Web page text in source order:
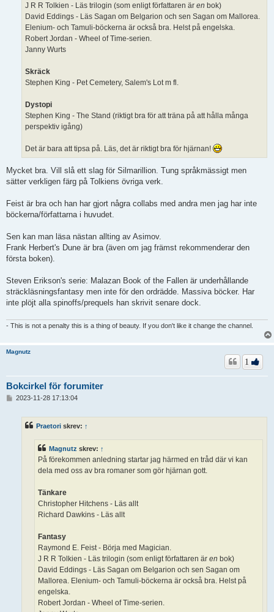
J R R Tolkien - Läs trilogin (som enligt författaren är en bok)
David Eddings - Läs Sagan om Belgarion och sen Sagan om Mallorea.
Elenium- och Tamuli-böckerna är också bra. Helst på engelska.
Robert Jordan - Wheel of Time-serien.
Janny Wurts
Skräck
Stephen King - Pet Cemetery, Salem's Lot m fl.
Dystopi
Stephen King - The Stand (riktigt bra för att träna på att hålla många
perspektiv igång)
Det är bara att tipsa på. Läs, det är riktigt bra för hjärnan!
Mycket bra. Vill slå ett slag för Silmarillion. Tung språkmässigt men
sätter verkligen färg på Tolkiens övriga verk.
Feist är bra och han har gjort några collabs med andra men jag har inte
böckerna/författarna i huvudet.
Sen kan man läsa nästan allting av Asimov.
Frank Herbert's Dune är bra (även om jag främst rekommenderar den
första boken).
Steven Erikson's serie: Malazan Book of the Fallen är underhållande
sträckläsningsfantasy men inte för den ordrädde. Massiva böcker. Har
inte plöjt alla spinoffs/prequels han skrivit senare dock.
- This is not a penalty this is a thing of beauty. If you don't like it change the channel.
Magnutz
Bokcirkel för forumiter
1
2023-11-28 17:13:04
Praetori skrev: ↑
Magnutz skrev: ↑
På förekommen anledning startar jag härmed en tråd där vi kan
dela med oss av bra romaner som gör hjärnan gott.
Tänkare
Christopher Hitchens - Läs allt
Richard Dawkins - Läs allt
Fantasy
Raymond E. Feist - Börja med Magician.
J R R Tolkien - Läs trilogin (som enligt författaren är en bok)
David Eddings - Läs Sagan om Belgarion och sen Sagan om
Mallorea. Elenium- och Tamuli-böckerna är också bra. Helst på
engelska.
Robert Jordan - Wheel of Time-serien.